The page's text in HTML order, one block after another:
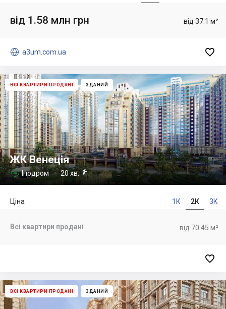
від 37.1 м²
від 1.58 млн грн
 a3um.com.ua 
ВСІ КВАРТИРИ ПРОДАНІ ЗДАНИЙ
ЖК Венеція
 Іподром– 20 хв.
1К 2К 3К
Ціна
від 70.45 м²
Всі квартири продані

ВСІ КВАРТИРИ ПРОДАНІ ЗДАНИЙ